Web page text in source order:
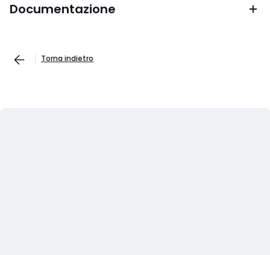
Documentazione
Torna indietro